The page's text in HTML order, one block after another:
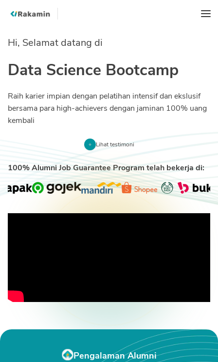
Hi, Selamat datang di
Data Science Bootcamp
Raih karier impian dengan pelatihan intensif dan ekslusif
bersama para high-achievers dengan jaminan 100% uang
kembali
Lihat testimoni
100% Alumni Job Guarantee Program telah bekerja di:
Pengalaman Alumni